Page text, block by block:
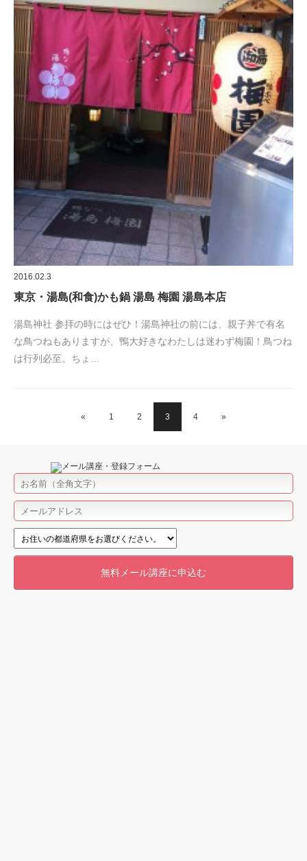
2016.02.3
東京・湯島(和食)かも鍋 湯島 梅園 湯島本店
湯島神社 参拝の時にはぜひ！湯島神社の前には、親子丼で有名
な鳥つねもありますが、鴨大好きなわたしは迷わず梅園！鳥つね
は行列必至。ちょ…
« 1 2 3 4 »